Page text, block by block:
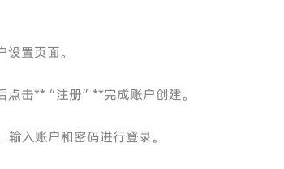
置页面。
点击**“注册”**完成账户创建。
入账户和密码进行登录。